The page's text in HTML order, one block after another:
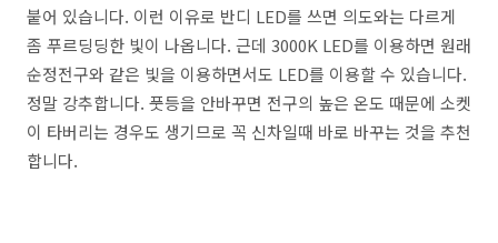
붙어 있습니다. 이런 이유로 반디 LED를 쓰면 의도와는 다르게
좀 푸르딩딩한 빛이 나옵니다. 근데 3000K LED를 이용하면 원래
순정전구와 같은 빛을 이용하면서도 LED를 이용할 수 있습니다.
정말 강추합니다. 풋등을 안바꾸면 전구의 높은 온도 때문에 소켓
이 타버리는 경우도 생기므로 꼭 신차일때 바로 바꾸는 것을 추천
합니다.